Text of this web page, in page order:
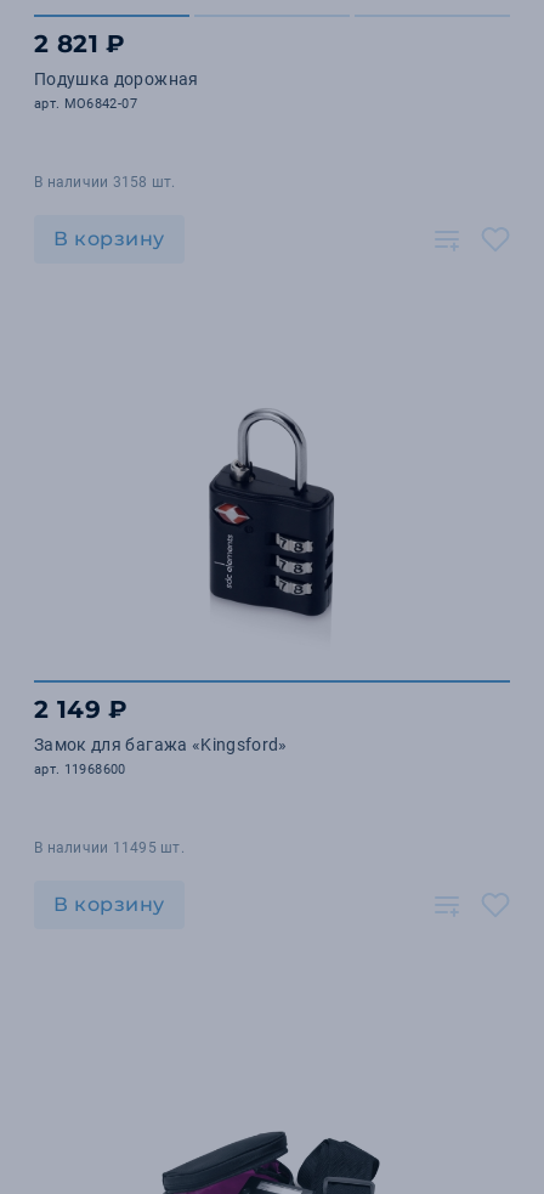
2 821 ₽
Подушка дорожная
арт. MO6842-07
В наличии 3158 шт.
В корзину
2 149 ₽
Замок для багажа «Kingsford»
арт. 11968600
В наличии 11495 шт.
В корзину